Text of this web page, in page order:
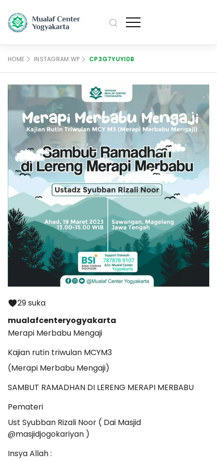
Profile
Pengurus
Sejarah
Data Mualaf
Artikel
Agenda
Kajian
Kontak Kami
Bahasa
English
日本語
HOME INSTAGRAM WP CP3G7YUYI0B
29 suka
mualafcenteryogyakarta
Merapi Merbabu Mengaji
Kajian rutin triwulan MCYM3
(Merapi Merbabu Mengaji)
SAMBUT RAMADHAN DI LERENG MERAPI MERBABU
Pemateri
Ust Syubban Rizali Noor ( Dai Masjid
@masjidjogokariyan )
Insya Allah :